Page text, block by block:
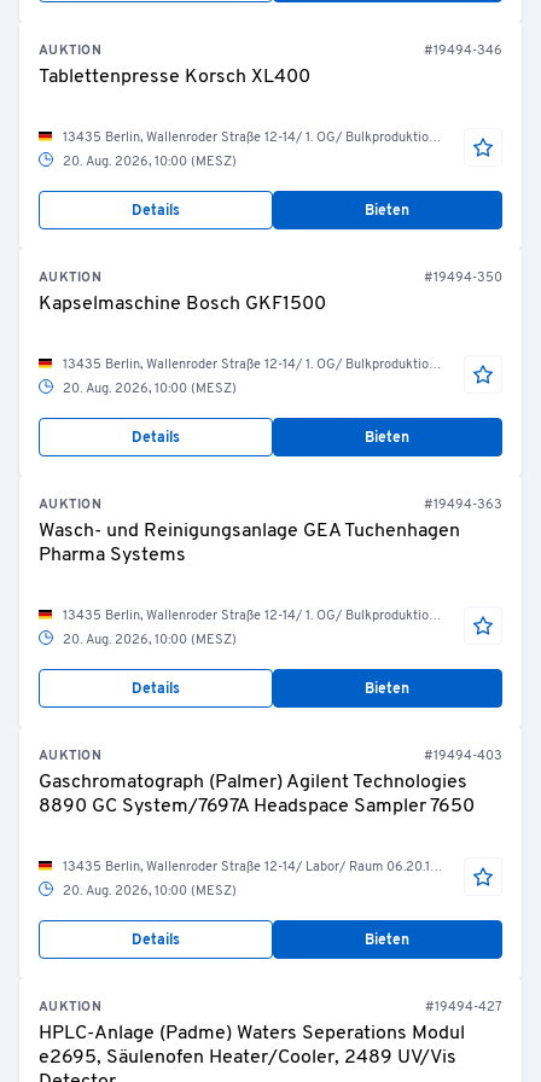
AUKTION #19494-346
Tablettenpresse Korsch XL400
13435 Berlin, Wallenroder Straße 12-14/ 1. OG/ Bulkproduktion/ R.04.10.16 Tablettierung
20. Aug. 2026, 10:00 (MESZ)
Details Bieten
AUKTION #19494-350
Kapselmaschine Bosch GKF1500
13435 Berlin, Wallenroder Straße 12-14/ 1. OG/ Bulkproduktion/ R.04.10.27
20. Aug. 2026, 10:00 (MESZ)
Details Bieten
AUKTION #19494-363
Wasch- und Reinigungsanlage GEA Tuchenhagen
Pharma Systems
13435 Berlin, Wallenroder Straße 12-14/ 1. OG/ Bulkproduktion/ R.04.10.08 Technik Reinigungsanlage
20. Aug. 2026, 10:00 (MESZ)
Details Bieten
AUKTION #19494-403
Gaschromatograph (Palmer) Agilent Technologies
8890 GC System/7697A Headspace Sampler 7650
13435 Berlin, Wallenroder Straße 12-14/ Labor/ Raum 06.20.14 Gaschromatographie
20. Aug. 2026, 10:00 (MESZ)
Details Bieten
AUKTION #19494-427
HPLC-Anlage (Padme) Waters Seperations Modul
e2695, Säulenofen Heater/Cooler, 2489 UV/Vis